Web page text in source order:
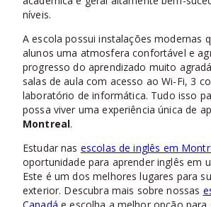
níveis.
A escola possui instalações modernas
alunos uma atmosfera confortável e
progresso do aprendizado muito
salas de aula com acesso ao Wi-Fi, 3
laboratório de informática. Tudo isso
possa viver uma experiência única de
Montreal.
Estudar nas escolas de inglês em
oportunidade para aprender inglês em
Este é um dos melhores lugares para
exterior. Descubra mais sobre nossas